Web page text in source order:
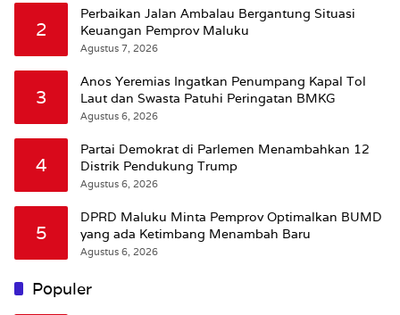
2
Perbaikan Jalan Ambalau Bergantung Situasi
Keuangan Pemprov Maluku
Agustus 7, 2026
3
Anos Yeremias Ingatkan Penumpang Kapal Tol
Laut dan Swasta Patuhi Peringatan BMKG
Agustus 6, 2026
4
Partai Demokrat di Parlemen Menambahkan 12
Distrik Pendukung Trump
Agustus 6, 2026
5
DPRD Maluku Minta Pemprov Optimalkan BUMD
yang ada Ketimbang Menambah Baru
Agustus 6, 2026
Populer